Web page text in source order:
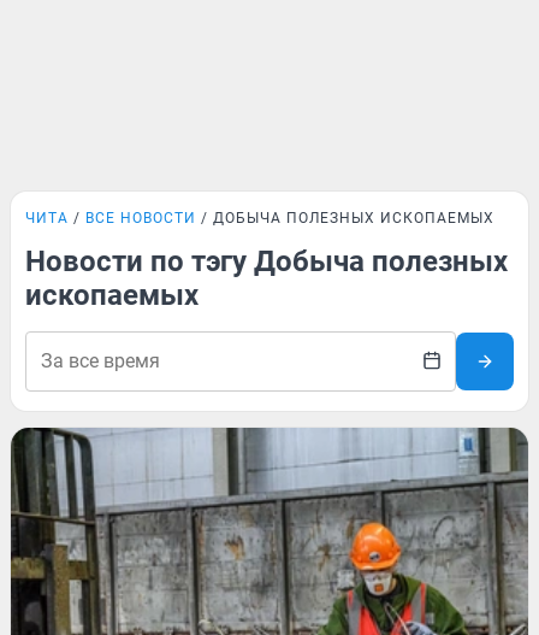
ЧИТА ВСЕ НОВОСТИ ДОБЫЧА ПОЛЕЗНЫХ ИСКОПАЕМЫХ
Новости по тэгу Добыча полезных
ископаемых